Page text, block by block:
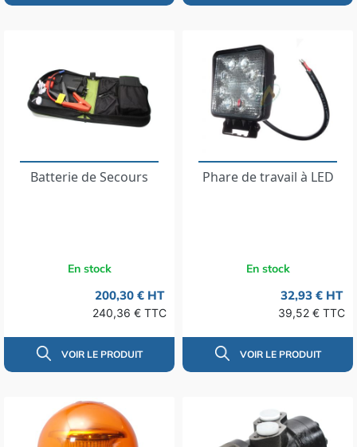
Batterie de Secours
En stock
200,30 € HT
240,36 € TTC
VOIR LE PRODUIT
Phare de travail à LED
En stock
32,93 € HT
39,52 € TTC
VOIR LE PRODUIT